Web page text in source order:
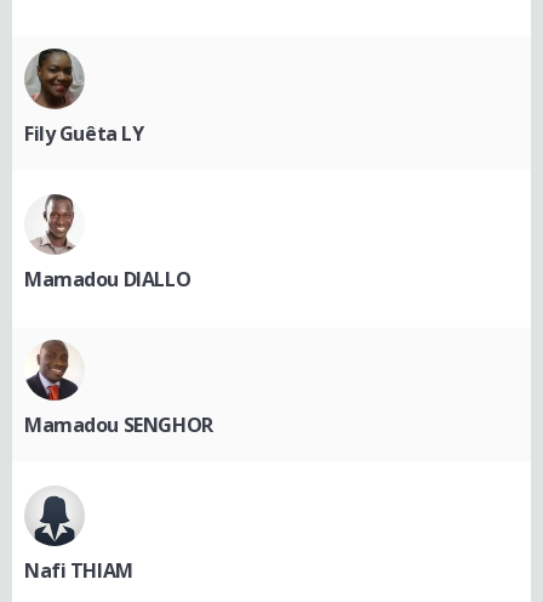
Fily Guêta LY
Mamadou DIALLO
Mamadou SENGHOR
Nafi THIAM